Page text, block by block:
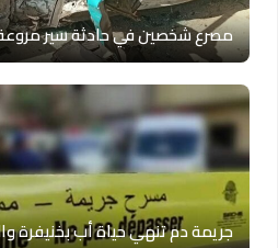
مصرع شخصين في حادثة سير
جريمة دم تنهي حياة أب بخنيفرة